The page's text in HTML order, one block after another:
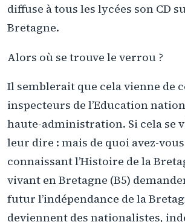
diffuse à tous les lycées son CD
Bretagne.
Alors où se trouve le verrou ?
Il semblerait que cela vienne de
inspecteurs de l’Education
haute-administration. Si cela se
leur dire : mais de quoi avez-vous
connaissant l’Histoire de la
vivant en Bretagne (B5)
futur l’indépendance de la
deviennent des nationalistes,